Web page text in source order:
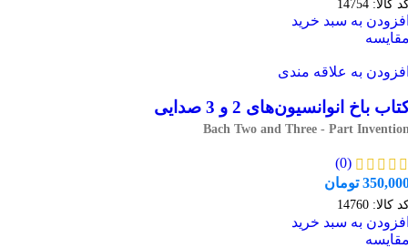
کالا: 14754
به سبد خرید
به علاقه مندی
باخ انوانسیون‌های 2 و 3 صدایی
Bach Two and Three - Part
(0)
تومان
کالا: 14760
به سبد خرید